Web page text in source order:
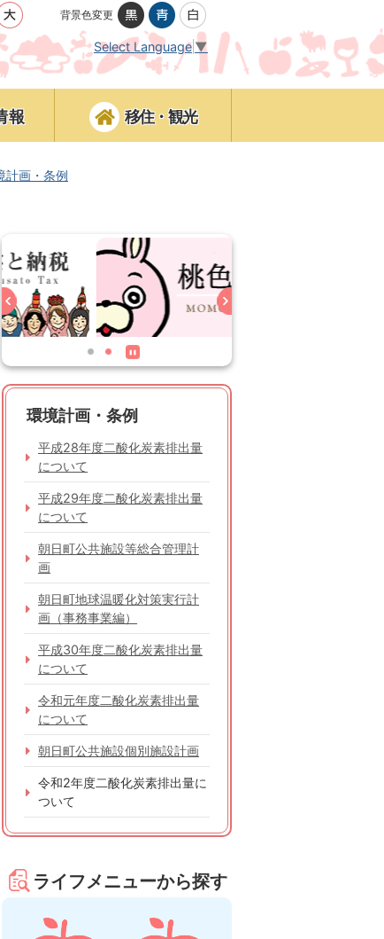
背景色変更
Select Language ▼
報 移住・観光
計画・条例
環境計画・条例
平成28年度二酸化炭素排出量
について
平成29年度二酸化炭素排出量
について
朝日町公共施設等総合管理計
画
朝日町地球温暖化対策実行計
画（事務事業編）
平成30年度二酸化炭素排出量
について
令和元年度二酸化炭素排出量
について
朝日町公共施設個別施設計画
令和2年度二酸化炭素排出量に
ついて
ライフメニューから探す